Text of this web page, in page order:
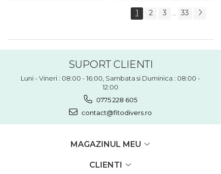
1 2 3 33
SUPORT CLIENTI
Luni - Vineri : 08:00 - 16:00, Sambata si Duminica : 08:00 -
12:00
0775 228 605
contact@fitodivers.ro
MAGAZINUL MEU
CLIENTI